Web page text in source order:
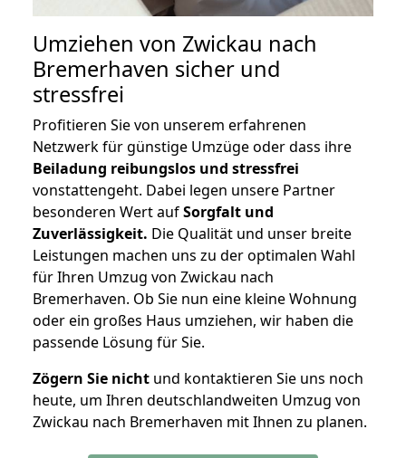
Umziehen von Zwickau nach
Bremerhaven sicher und
stressfrei
Profitieren Sie von unserem erfahrenen
Netzwerk für günstige Umzüge oder dass ihre
Beiladung reibungslos und stressfrei
vonstattengeht. Dabei legen unsere Partner
besonderen Wert aufSorgfalt und
Zuverlässigkeit. Die Qualität und unser breite
Leistungen machen uns zu der optimalen Wahl
für Ihren Umzug von Zwickau nach
Bremerhaven. Ob Sie nun eine kleine Wohnung
oder ein großes Haus umziehen, wir haben die
passende Lösung für Sie.
Zögern Sie nicht und kontaktieren Sie uns noch
heute, um Ihren deutschlandweiten Umzug von
Zwickau nach Bremerhaven mit Ihnen zu planen.